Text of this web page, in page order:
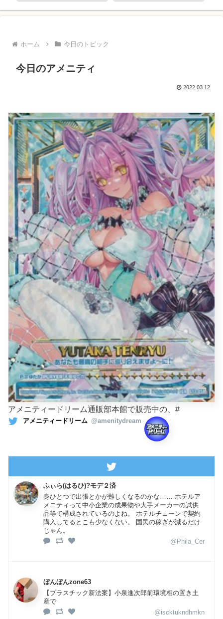
ホーム 今日のトピック
今日のアメニティ
2022.03.12
アメニティードリーム通販部本館で販売中の、#
アメニティードリーム @amenitydream
ふぃら(はるひ)?モデ２済
身ひとつで出張とかが難しくなるのかな…… ホテルア
メニティって中小企業の成果物や大手メーカーの試供
品等で構成されているのよね。 ホテルチェーンで契約
購入してるとこも少なくない。 国民の稼ぎが減るだけ
じゃん。
@Phila_Cer
ぼんぼんzone63
【プラスチック新法案】小泉進次郎前環境相の置き土
産で
@iscktukndhmkn